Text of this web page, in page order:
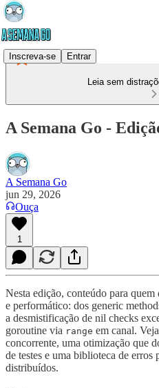
Inscreva-se Entrar
Leia sem
A Semana Go -
A Semana Go
jun 29, 2026
Ouça
1
Nesta edição, conteúdo para
e performático: dos generic
a desmistificação de nil checks
goroutine via range em canal.
concorrente, uma otimização que
de testes e uma biblioteca de erros
distribuídos.